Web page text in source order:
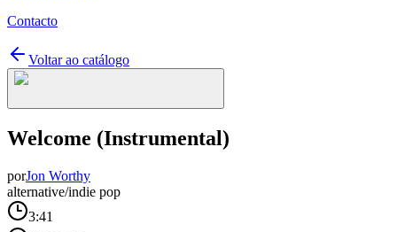
Contacto
Voltar ao catálogo
Welcome (Instrumental)
porJon Worthy
alternative/indie pop
3:41